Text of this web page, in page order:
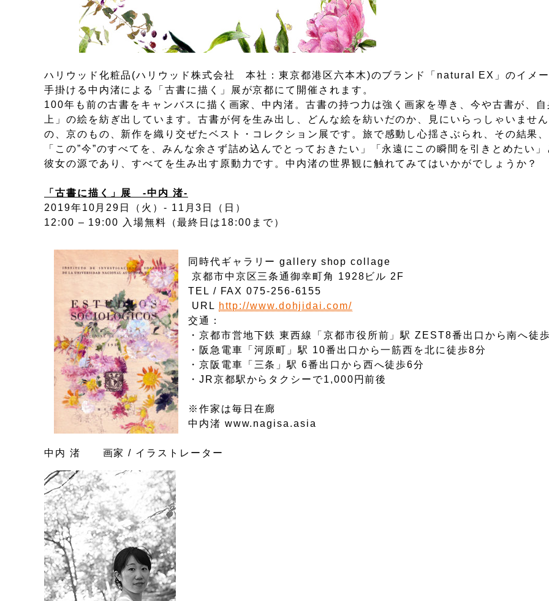
ハリウッド化粧品(ハリウッド株式会社 本社：東京都港区六本木)のブランド「natural EX」のイメ
手掛ける中内渚による「古書に描く」展が京都にて開催されます。
100年も前の古書をキャンバスに描く画家、中内渚。古書の持つ力は強く画家を導き、今や古書が、自
上」の絵を紡ぎ出しています。古書が何を生み出し、どんな絵を紡いだのか、見にいらっしゃいませ
の、京のもの、新作を織り交ぜたベスト・コレクション展です。旅で感動し心揺さぶられ、その結果
「この”今”のすべてを、みんな余さず詰め込んでとっておきたい」「永遠にこの瞬間を引きとめたい
彼女の源であり、すべてを生み出す原動力です。中内渚の世界観に触れてみてはいかがでしょうか？
「古書に描く」展 -中内 渚-
2019年10月29日（火）- 11月3日（日）
12:00 – 19:00 入場無料（最終日は18:00まで）
同時代ギャラリー gallery shop collage
京都市中京区三条通御幸町角 1928ビル 2F
TEL / FAX 075-256-6155
URL http://www.dohjidai.com/
交通：
・京都市営地下鉄 東西線「京都市役所前」駅 ZEST8番出口から南へ徒
・阪急電車「河原町」駅 10番出口から一筋西を北に徒歩8分
・京阪電車「三条」駅 6番出口から西へ徒歩6分
・JR京都駅からタクシーで1,000円前後
※作家は毎日在廊
中内渚 www.nagisa.asia
中内 渚 画家 / イラストレーター